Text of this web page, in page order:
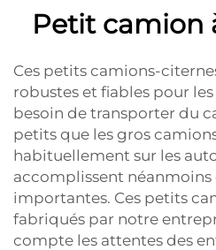
Petit camion
Ces petits camions-
robustes et fiables pour
besoin de transporter du
petits que les gros
habituellement sur les
accomplissent néanmoins
importantes. Ces petits
fabriqués par notre
compte les attentes des